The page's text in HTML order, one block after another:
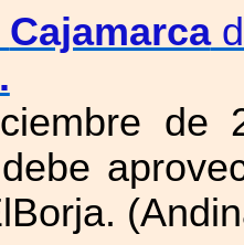
Cajamarca
de